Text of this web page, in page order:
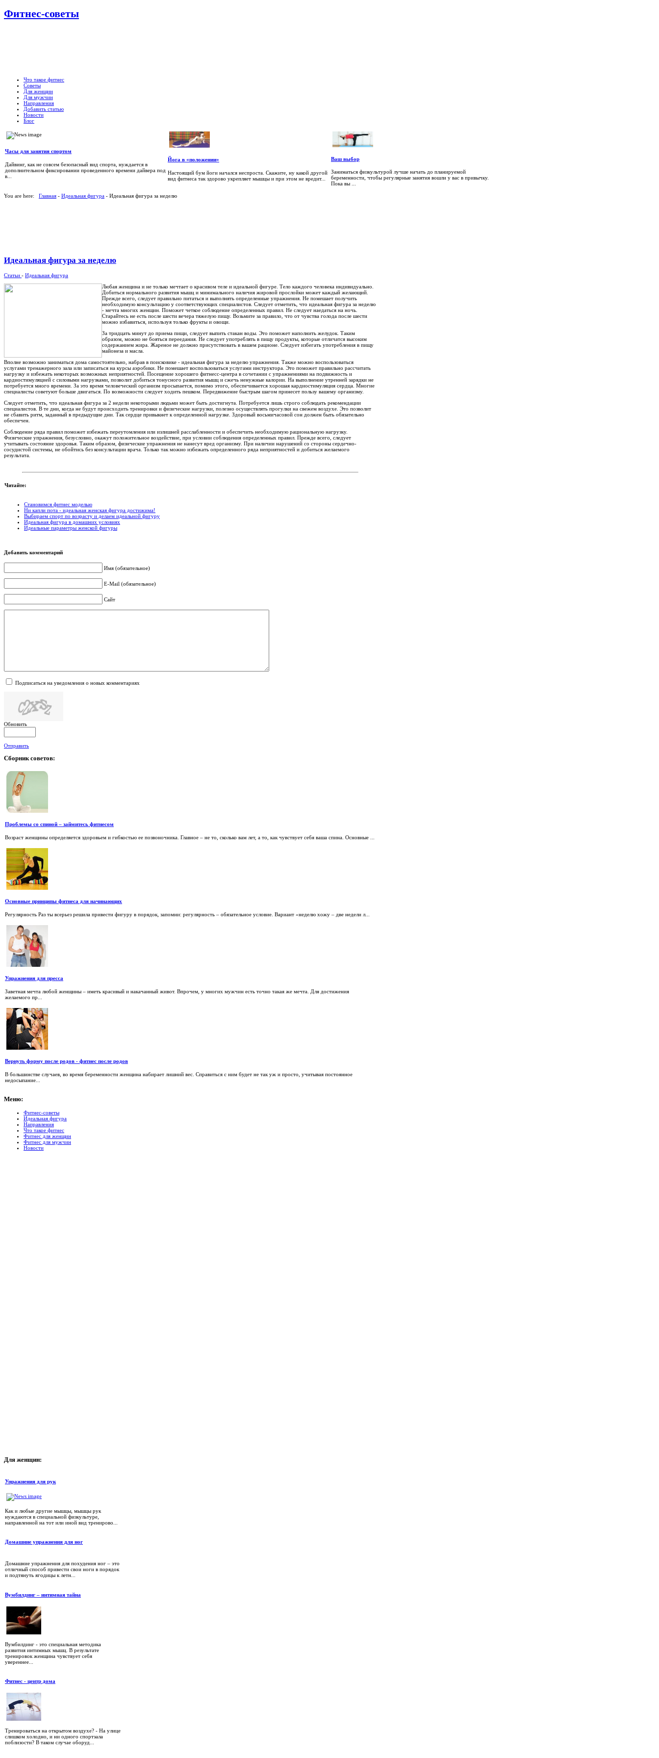
Фитнес-советы
Что такое фитнес
Советы
Для женщин
Для мужчин
Направления
Добавить статью
Новости
Блог
Часы для занятия спортом
Дайвинг, как не совсем безопасный вид спорта, нуждается в
дополнительном фиксировании проведенного времени дайвера под
в...
Йога в «положении»
Настоящий бум йоги начался неспроста. Скажите, ну какой другой
вид фитнеса так здорово укрепляет мышцы и при этом не вредит...
Ваш выбор
Заниматься физкультурой лучше начать до планируемой
беременности, чтобы регулярные занятия вошли у вас в привычку.
Пока вы ...
You are here: Главная - Идеальная фигура - Идеальная фигура за неделю
Идеальная фигура за неделю
Статьи - Идеальная фигура
Любая женщина и не только мечтает о красивом теле и идеальной фигуре. Тело каждого человека индивидуально.
Добиться нормального развития мышц и минимального наличия жировой прослойки может каждый желающий.
Прежде всего, следует правильно питаться и выполнять определенные упражнения. Не помешает получить
необходимую консультацию у соответствующих специалистов. Следует отметить, что идеальная фигура за неделю
- мечта многих женщин. Поможет четкое соблюдение определенных правил. Не следует наедаться на ночь.
Старайтесь не есть после шести вечера тяжелую пищу. Возьмите за правило, что от чувства голода после шести
можно избавиться, используя только фрукты и овощи.
За тридцать минут до приема пищи, следует выпить стакан воды. Это поможет наполнить желудок. Таким
образом, можно не бояться переедания. Не следует употреблять в пищу продукты, которые отличатся высоким
содержанием жира. Жареное не должно присутствовать в вашем рационе. Следует избегать употребления в пищу
майонеза и масла.
Вполне возможно заниматься дома самостоятельно, набрав в поисковике - идеальная фигура за неделю упражнения. Также можно воспользоваться
услугами тренажерного зала или записаться на курсы аэробики. Не помешает воспользоваться услугами инструктора. Это поможет правильно рассчитать
нагрузку и избежать некоторых возможных неприятностей. Посещение хорошего фитнесс-центра в сочетании с упражнениями на подвижность и
кардиостимуляцией с силовыми нагрузками, позволит добиться тонусного развития мышц и сжечь ненужные калории. На выполнение утренней зарядки не
потребуется много времени. За это время человеческий организм просыпается, помимо этого, обеспечивается хорошая кардиостимуляция сердца. Многие
специалисты советуют больше двигаться. По возможности следует ходить пешком. Передвижение быстрым шагом принесет пользу вашему организму.
Следует отметить, что идеальная фигура за 2 недели некоторыми людьми может быть достигнута. Потребуется лишь строго соблюдать рекомендации
специалистов. В те дни, когда не будут происходить тренировки и физические нагрузки, полезно осуществлять прогулки на свежем воздухе. Это позволит
не сбавить ритм, заданный в предыдущие дни. Так сердце привыкнет к определенной нагрузке. Здоровый восьмичасовой сон должен быть обязательно
обеспечен.
Соблюдение ряда правил поможет избежать переутомления или излишней расслабленности и обеспечить необходимую рациональную нагрузку.
Физические упражнения, безусловно, окажут положительное воздействие, при условии соблюдения определенных правил. Прежде всего, следует
учитывать состояние здоровья. Таким образом, физические упражнения не нанесут вред организму. При наличии нарушений со стороны сердечно-
сосудистой системы, не обойтись без консультации врача. Только так можно избежать определенного ряда неприятностей и добиться желаемого
результата.
Читайте:
Становимся фитнес моделью
Ни капли пота - идеальная женская фигура достижима!
Выбираем спорт по возрасту и делаем идеальной фигуру
Идеальная фигура в домашних условиях
Идеальные параметры женской фигуры
Добавить комментарий
Имя (обязательное)
E-Mail (обязательное)
Сайт
Подписаться на уведомления о новых комментариях
Обновить
Отправить
Сборниксоветов:
Проблемы со спиной – займитесь фитнесом
Возраст женщины определяется здоровьем и гибкостью ее позвоночника. Главное – не то, сколько вам лет, а то, как чувствует себя ваша спина. Основные ...
Основные принципы фитнеса для начинающих
Регулярность Раз ты всерьез решила привести фигуру в порядок, запомни: регулярность – обязательное условие. Вариант «неделю хожу – две недели л...
Упражнения для пресса
Заветная мечта любой женщины – иметь красивый и накачанный живот. Впрочем, у многих мужчин есть точно такая же мечта. Для достижения
желаемого пр...
Вернуть форму после родов - фитнес после родов
В большинстве случаев, во время беременности женщина набирает лишний вес. Справиться с ним будет не так уж и просто, учитывая постоянное
недосыпание...
Меню:
Фитнес-советы
Идеальная фигура
Направления
Что такое фитнес
Фитнес для женщин
Фитнес для мужчин
Новости
Для женщин:
Упражнения для рук
Как и любые другие мышцы, мышцы рук
нуждаются в специальной физкультуре,
направленной на тот или иной вид тренирово...
Домашние упражнения для ног
Домашние упражнения для похудения ног – это
отличный способ привести свои ноги в порядок
и подтянуть ягодицы к летн...
Вумбилдинг – интимная тайна
Вумбилдинг - это специальная методика
развития интимных мышц. В результате
тренировок женщина чувствует себя
увереннее...
Фитнес - центр дома
Тренироваться на открытом воздухе? - На улице
слишком холодно, и ни одного спортзала
поблизости? В таком случае оборуд...